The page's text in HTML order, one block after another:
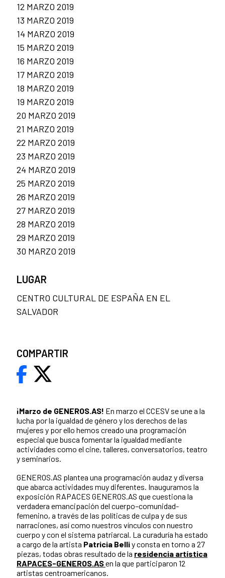
¡Marzo de GENEROS.AS! En marzo el CCESV se une a la
lucha por la igualdad de género y los derechos de las
mujeres y por ello hemos creado una programación
especial que busca fomentar la igualdad mediante
actividades como el cine, talleres, conversatorios, teatro
y seminarios.
GENEROS.AS plantea una programación audaz y diversa
que abarca actividades muy diferentes. Inauguramos la
exposición RAPACES GENEROS.AS que cuestiona la
verdadera emancipación del cuerpo–comunidad-
femenino, a través de las políticas de culpa y de sus
narraciones, así como nuestros vínculos con nuestro
cuerpo y con el sistema patriarcal. La curaduría ha estado
a cargo de la artista Patricia Belliy consta en torno a 27
piezas, todas obras resultado de la residencia artística
RAPACES-GENEROS.ASen la que participaron 12
artistas centroamericanos.
12 MARZO 2019
13 MARZO 2019
14 MARZO 2019
15 MARZO 2019
16 MARZO 2019
17 MARZO 2019
18 MARZO 2019
19 MARZO 2019
20 MARZO 2019
21 MARZO 2019
22 MARZO 2019
23 MARZO 2019
24 MARZO 2019
25 MARZO 2019
26 MARZO 2019
27 MARZO 2019
28 MARZO 2019
29 MARZO 2019
30 MARZO 2019
LUGAR
CENTRO CULTURAL DE ESPAÑA EN EL
SALVADOR
COMPARTIR